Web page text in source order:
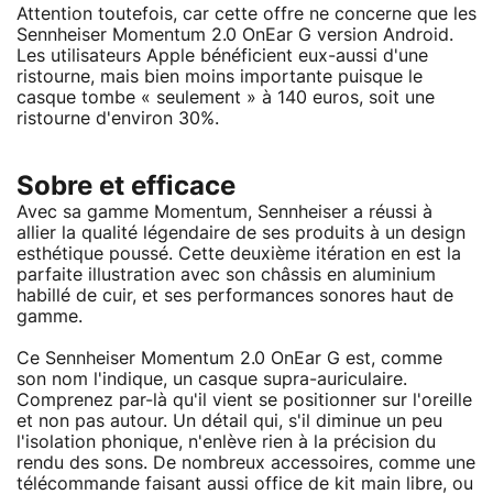
Attention toutefois, car cette offre ne concerne que les
Sennheiser Momentum 2.0 OnEar G version Android.
Les utilisateurs Apple bénéficient eux-aussi d'une
ristourne, mais bien moins importante puisque le
casque tombe « seulement » à 140 euros, soit une
ristourne d'environ 30%.
Sobre et efficace
Avec sa gamme Momentum, Sennheiser a réussi à
allier la qualité légendaire de ses produits à un design
esthétique poussé. Cette deuxième itération en est la
parfaite illustration avec son châssis en aluminium
habillé de cuir, et ses performances sonores haut de
gamme.
Ce Sennheiser Momentum 2.0 OnEar G est, comme
son nom l'indique, un casque supra-auriculaire.
Comprenez par-là qu'il vient se positionner sur l'oreille
et non pas autour. Un détail qui, s'il diminue un peu
l'isolation phonique, n'enlève rien à la précision du
rendu des sons. De nombreux accessoires, comme une
télécommande faisant aussi office de kit main libre, ou